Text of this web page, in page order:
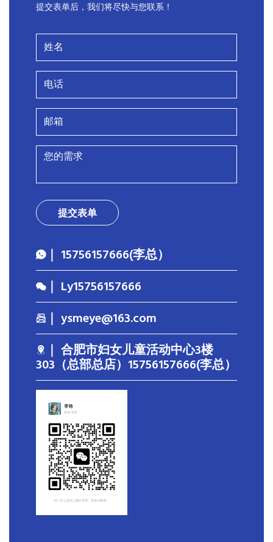
提交表单后，我们将尽快与您联系！
提交表单
｜ 15756157666(李总）
｜ Ly15756157666
｜ ysmeye@163.com
｜ 合肥市妇女儿童活动中心3楼
303（总部总店）15756157666(李总）